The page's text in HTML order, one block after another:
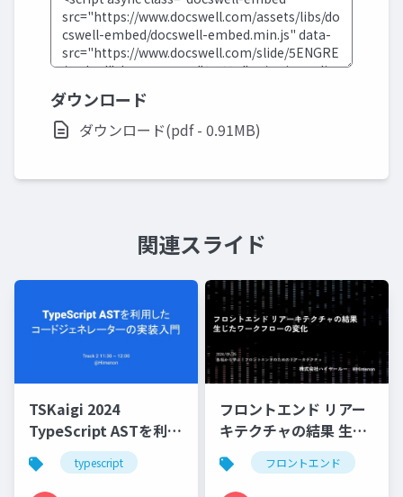
ダウンロード
ダウンロード(pdf - 0.91MB)
関連スライド
TSKaigi 2024
TypeScript ASTを利用
したコードジェネレー
ターの実装入門
typescript
フロントエンド リアー
キテクチャの結果 生じ
たワークフローの変化
フロントエンド